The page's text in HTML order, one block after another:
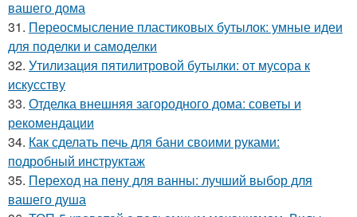
вашего дома
31. Переосмысление пластиковых бутылок: умные идеи
для поделки и самоделки
32. Утилизация пятилитровой бутылки: от мусора к
искусству
33. Отделка внешняя загородного дома: советы и
рекомендации
34. Как сделать печь для бани своими руками:
подробный инструктаж
35. Переход на пену для ванны: лучший выбор для
вашего душа